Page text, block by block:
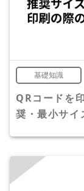
基礎知識
QRコードを
奨・最小サイ